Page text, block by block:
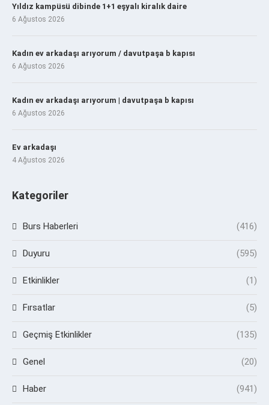
Yıldız kampüsü dibinde 1+1 eşyalı kiralık daire
6 Ağustos 2026
Kadın ev arkadaşı arıyorum / davutpaşa b kapısı
6 Ağustos 2026
Kadın ev arkadaşı arıyorum | davutpaşa b kapısı
6 Ağustos 2026
Ev arkadaşı
4 Ağustos 2026
Kategoriler
Burs Haberleri (416)
Duyuru (595)
Etkinlikler (1)
Fırsatlar (5)
Geçmiş Etkinlikler (135)
Genel (20)
Haber (941)